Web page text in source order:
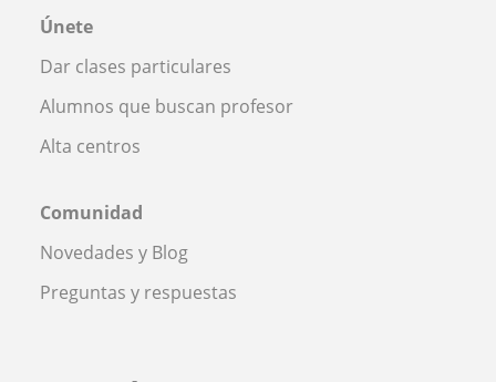
Únete
Dar clases particulares
Alumnos que buscan profesor
Alta centros
Comunidad
Novedades y Blog
Preguntas y respuestas